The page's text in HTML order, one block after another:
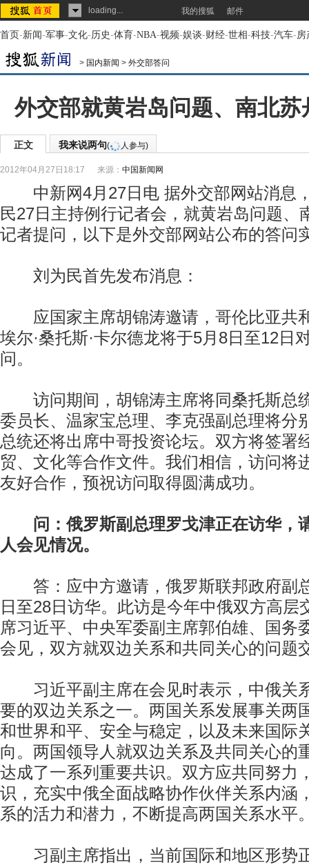
loading... 我的搜狐 邮件
首页-新闻-军事-文化-历史-体育-NBA-视频-娱谈-财经-世相-科技-汽车-房
> 国内新闻 > 外交部答问
外交部就黄岩岛问题、南北苏
正文 我来说两句( 人参与)
2012年04月27日18:17 来源： 中国新闻网
中新网4月27日电 据外交部网站消息
民27日主持例行记者会，就黄岩岛问题、
记者提问，以下是外交部网站公布的答问
刘为民首先发布消息：
应国家主席胡锦涛邀请，哥伦比亚共
埃尔·桑托斯·卡尔德龙将于5月8日至12日
问。
访问期间，胡锦涛主席将同桑托斯总
委员长、温家宝总理、李克强副总理将分
总统还将出席中哥投资论坛。双方将签署
贸、文化等合作文件。我们相信，访问将
友好合作，预祝访问取得圆满成功。
问：俄罗斯副总理罗戈津正在访华，
人会见情况。
答：应中方邀请，俄罗斯联邦政府副
日至28日访华。此访是今年中俄双方高层
席习近平、中央军委副主席郭伯雄、国务
会见，双方就双边关系和共同关心的问题
习近平副主席在会见时表示，中俄关
要的双边关系之一。两国关系发展事关两
和世界和平、安全与稳定，以及未来国际
向。两国领导人就双边关系及共同关心的
达成了一系列重要共识。双方应共同努力
识，充实中俄全面战略协作伙伴关系内涵
系的活力和潜力，不断提高两国关系水平
习副主席指出，当前国际和地区形势